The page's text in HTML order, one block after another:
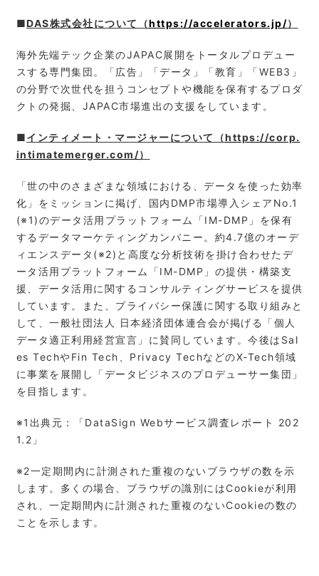
■DAS株式会社について（https://accelerators.jp/）
海外先端テック企業のJAPAC展開をトータルプロデュー
スする専門集団。「広告」「データ」「教育」「WEB3」
の分野で次世代を担うコンセプトや機能を保有するプロダ
クトの発掘、JAPAC市場進出の支援をしています。
■インティメート・マージャーについて（https://corp.
intimatemerger.com/）
「世の中のさまざまな領域における、データを使った効率
化」をミッションに掲げ、国内DMP市場導入シェアNo.1
(※1)のデータ活用プラットフォーム「IM-DMP」を保有
するデータマーケティングカンパニー。約4.7億のオーデ
ィエンスデータ(※2)と高度な分析技術を掛け合わせたデ
ータ活用プラットフォーム「IM-DMP」の提供・構築支
援、データ活用に関するコンサルティングサービスを提供
しています。また、プライバシー保護に関する取り組みと
して、一般社団法人 日本経済団体連合会が掲げる「個人
データ適正利用経営宣言」に賛同しています。今後はSal
es TechやFin Tech、Privacy TechなどのX-Tech領域
に事業を展開し「データビジネスのプロデューサー集団」
を目指します。
※1出典元：「DataSign Webサービス調査レポート 202
1.2」
※2⼀定期間内に計測された重複のないブラウザの数を⽰
します。多くの場合、ブラウザの識別にはCookieが利⽤
され、⼀定期間内に計測された重複のないCookieの数の
ことを⽰します。